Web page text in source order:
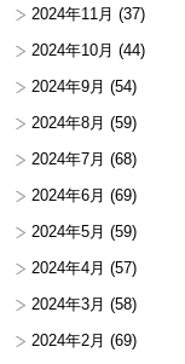
2024年11月 (37)
2024年10月 (44)
2024年9月 (54)
2024年8月 (59)
2024年7月 (68)
2024年6月 (69)
2024年5月 (59)
2024年4月 (57)
2024年3月 (58)
2024年2月 (69)